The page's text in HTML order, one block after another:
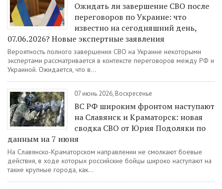
Ожидать ли завершение СВО после
переговоров по Украине: что
известно на сегодняшний день,
07.06.2026? Новые экспертные заявления
Вероятность полного завершения СВО на Украине некоторыми
экспертами рассматривается в контексте переговоров между РФ и
Украиной. Ожидается, что в...
07 июнь 2026, Воскресенье
ВС РФ широким фронтом наступают
на Славянск и Краматорск: новая
сводка СВО от Юрия Подоляки по
данным на 7 июня
На Славянско-Краматорском направлении не смолкают боевые
действия, в ходе которых российские бойцы широко наступают на
такие крупные города, как...